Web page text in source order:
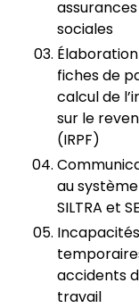
assurances
sociales
fiches de
calcul de
sur le
(IRPF)
au système
SILTRA et
Incapacités
accidents
travail